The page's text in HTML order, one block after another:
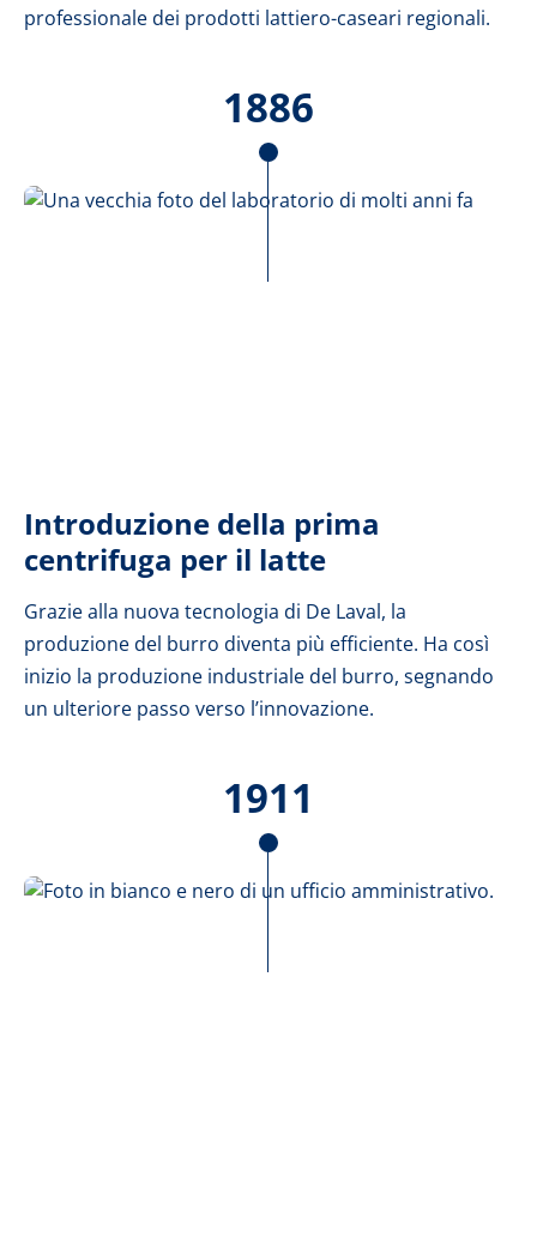
professionale dei prodotti lattiero-caseari regionali.
Introduzione della prima
centrifuga per il latte
Grazie alla nuova tecnologia di De Laval, la
produzione del burro diventa più efficiente. Ha così
inizio la produzione industriale del burro, segnando
un ulteriore passo verso l’innovazione.
1886
1911